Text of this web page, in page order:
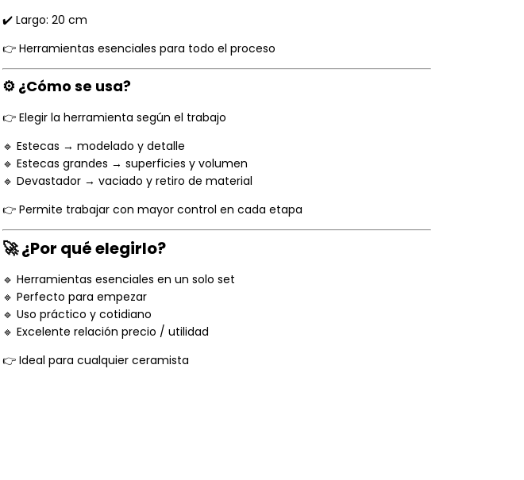
✔️ Largo: 20 cm
👉 Herramientas esenciales para todo el proceso
⚙️ ¿Cómo se usa?
👉 Elegir la herramienta según el trabajo
🔹 Estecas → modelado y detalle
🔹 Estecas grandes → superficies y volumen
🔹 Devastador → vaciado y retiro de material
👉 Permite trabajar con mayor control en cada etapa
🚀 ¿Por qué elegirlo?
🔹 Herramientas esenciales en un solo set
🔹 Perfecto para empezar
🔹 Uso práctico y cotidiano
🔹 Excelente relación precio / utilidad
👉 Ideal para cualquier ceramista